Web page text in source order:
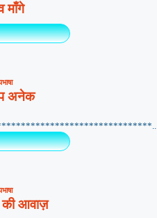
माँगे
अनेक
की आवाज़